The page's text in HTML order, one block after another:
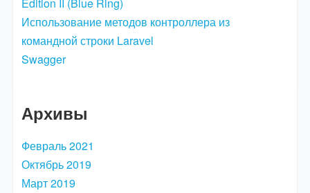
Использование методов контроллера из
командной строки Laravel
Swagger
Архивы
Февраль 2021
Октябрь 2019
Март 2019